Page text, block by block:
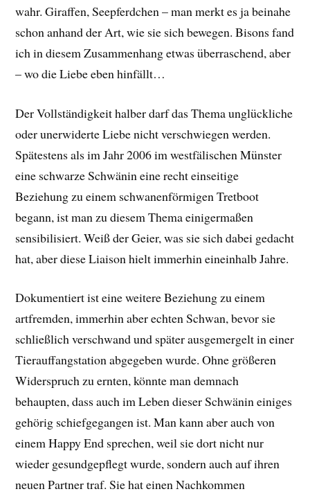
wahr. Giraffen, Seepferdchen – man merkt es ja beinahe
schon anhand der Art, wie sie sich bewegen. Bisons fand
ich in diesem Zusammenhang etwas überraschend, aber
– wo die Liebe eben hinfällt…
Der Vollständigkeit halber darf das Thema unglückliche
oder unerwiderte Liebe nicht verschwiegen werden.
Spätestens als im Jahr 2006 im westfälischen Münster
eine schwarze Schwänin eine recht einseitige
Beziehung zu einem schwanenförmigen Tretboot
begann, ist man zu diesem Thema einigermaßen
sensibilisiert. Weiß der Geier, was sie sich dabei gedacht
hat, aber diese Liaison hielt immerhin eineinhalb Jahre.
Dokumentiert ist eine weitere Beziehung zu einem
artfremden, immerhin aber echten Schwan, bevor sie
schließlich verschwand und später ausgemergelt in einer
Tierauffangstation abgegeben wurde. Ohne größeren
Widerspruch zu ernten, könnte man demnach
behaupten, dass auch im Leben dieser Schwänin einiges
gehörig schiefgegangen ist. Man kann aber auch von
einem Happy End sprechen, weil sie dort nicht nur
wieder gesundgepflegt wurde, sondern auch auf ihren
neuen Partner traf. Sie hat einen Nachkommen